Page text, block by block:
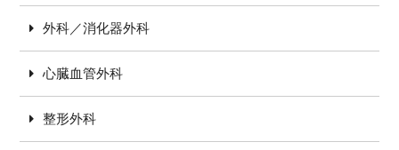
外科／消化器外科
心臓血管外科
整形外科